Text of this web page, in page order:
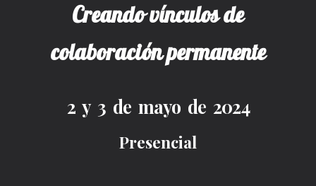
Creando vínculos de
colaboración permanente
2 y 3 de mayo de 2024
Presencial